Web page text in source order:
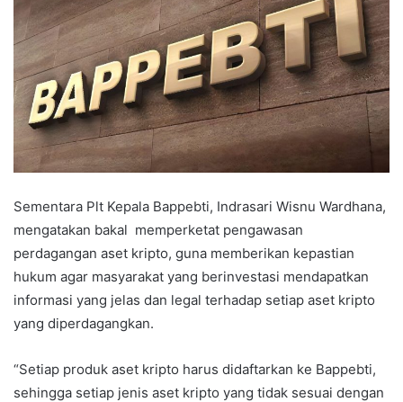
Sementara Plt Kepala Bappebti, Indrasari Wisnu Wardhana,
mengatakan bakal memperketat pengawasan
perdagangan aset kripto, guna memberikan kepastian
hukum agar masyarakat yang berinvestasi mendapatkan
informasi yang jelas dan legal terhadap setiap aset kripto
yang diperdagangkan.
“Setiap produk aset kripto harus didaftarkan ke Bappebti,
sehingga setiap jenis aset kripto yang tidak sesuai dengan